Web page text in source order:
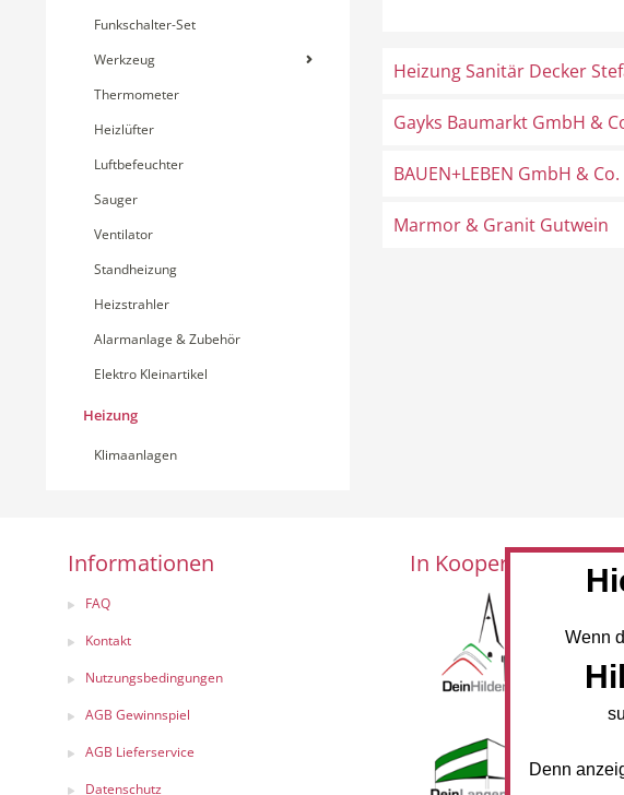
Funkschalter-Set
Werkzeug
Thermometer
Heizlüfter
Luftbefeuchter
Sauger
Ventilator
Standheizung
Heizstrahler
Alarmanlage & Zubehör
Elektro Kleinartikel
Heizung
Klimaanlagen
Heizung Sanitär Decker
Gayks Baumarkt GmbH &
BAUEN+LEBEN GmbH & Co.
Marmor & Granit Gutwein
Informationen
FAQ
Kontakt
Nutzungsbedingungen
AGB Gewinnspiel
AGB Lieferservice
Datenschutz
In Kooperation mit:
Wenn
Denn